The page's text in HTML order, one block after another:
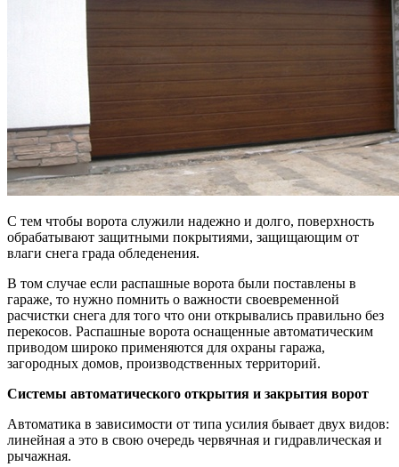
С тем чтобы ворота служили надежно и долго, поверхность
обрабатывают защитными покрытиями, защищающим от
влаги снега града обледенения.
В том случае если распашные ворота были поставлены в
гараже, то нужно помнить о важности своевременной
расчистки снега для того что они открывались правильно без
перекосов. Распашные ворота оснащенные автоматическим
приводом широко применяются для охраны гаража,
загородных домов, производственных территорий.
Системы автоматического открытия и закрытия ворот
Автоматика в зависимости от типа усилия бывает двух видов:
линейная а это в свою очередь червячная и гидравлическая и
рычажная.